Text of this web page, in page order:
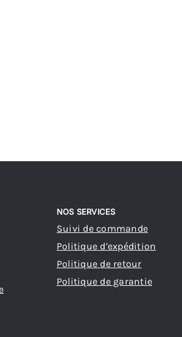
NOS SERVICES
Suivi de commande
Politique d’expédition
Politique de retour
Politique de garantie